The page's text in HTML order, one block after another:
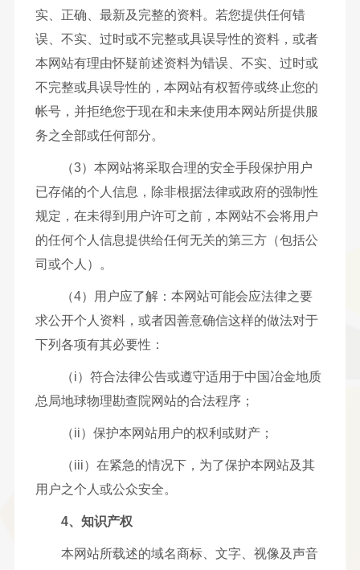
实、正确、最新及完整的资料。若您提供任何错
误、不实、过时或不完整或具误导性的资料，或者
本网站有理由怀疑前述资料为错误、不实、过时或
不完整或具误导性的，本网站有权暂停或终止您的
帐号，并拒绝您于现在和未来使用本网站所提供服
务之全部或任何部分。
（3）本网站将采取合理的安全手段保护用户
已存储的个人信息，除非根据法律或政府的强制性
规定，在未得到用户许可之前，本网站不会将用户
的任何个人信息提供给任何无关的第三方（包括公
司或个人）。
（4）用户应了解：本网站可能会应法律之要
求公开个人资料，或者因善意确信这样的做法对于
下列各项有其必要性：
（i）符合法律公告或遵守适用于中国冶金地质
总局地球物理勘查院网站的合法程序；
（ii）保护本网站用户的权利或财产；
（iii）在紧急的情况下，为了保护本网站及其
用户之个人或公众安全。
4、知识产权
本网站所载述的域名商标、文字、视像及声音